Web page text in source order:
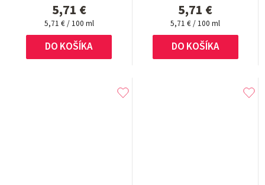
5,71 €
Jednotková
cena:
5,71 € / 100 ml
DO KOŠÍKA
5,71 €
Jednotková
cena:
5,71 € / 100 ml
DO KOŠÍKA